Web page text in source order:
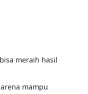
meraih hasil
mampu